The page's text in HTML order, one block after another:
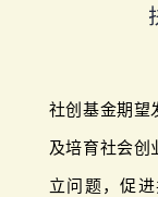
社创基金期望
及培育社会创
立问题，促